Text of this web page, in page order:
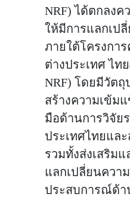
NRF) ได้ตกลง
ให้มีการแลกเป
ภายใต้โครงกา
ต่างประเทศ ไท
NRF) โดยมีวัตถุ
สร้างความเข้ม
มือด้านการวิจัย
ประเทศไทยแล
รวมทั้งส่งเสริม
แลกเปลี่ยนควา
ประสบการณ์ด้า